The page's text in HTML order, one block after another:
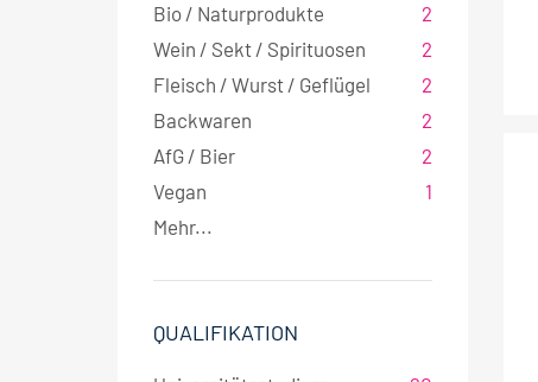
Bio / Naturprodukte
2
Wein / Sekt / Spirituosen
2
Fleisch / Wurst / Geflügel
2
Backwaren
2
AfG / Bier
2
Vegan
1
Mehr...
QUALIFIKATION